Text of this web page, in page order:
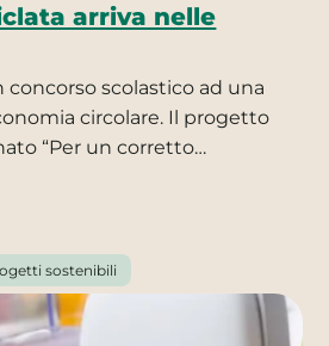
arriva nelle
concorso scolastico ad una
circolare. Il progetto
“Per un corretto…
sostenibili